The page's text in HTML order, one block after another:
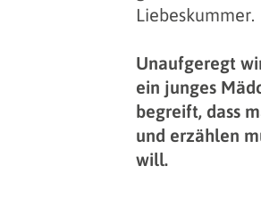
Liebeskummer.
Unaufgeregt
ein junges
begreift, dass
und erzählen
will.